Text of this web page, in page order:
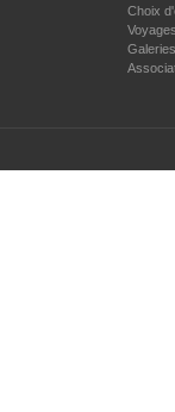
Choix